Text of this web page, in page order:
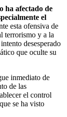
ha afectado de
el
esta ofensiva de
terrorismo y a la
desesperado
que oculte su
inmediato de
de las
el control
se ha visto